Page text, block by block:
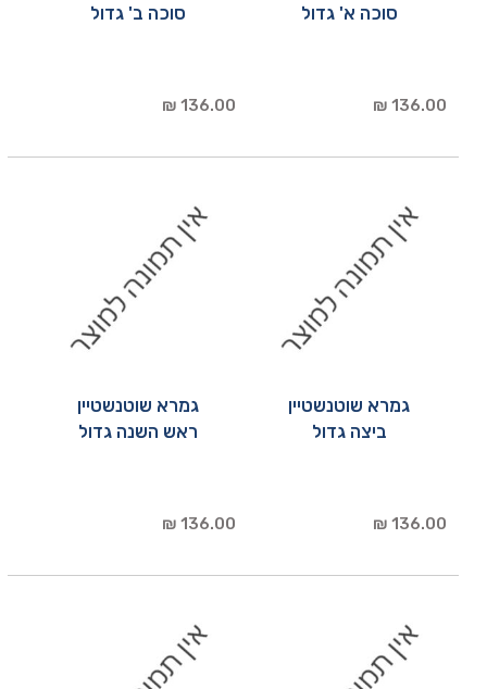
סוכה א' גדול
136.00 ₪
סוכה ב' גדול
136.00 ₪
גמרא שוטנשטיין
ביצה גדול
136.00 ₪
גמרא שוטנשטיין
ראש השנה גדול
136.00 ₪